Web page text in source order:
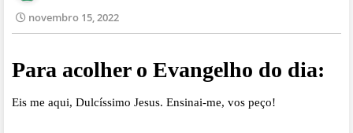
novembro 15, 2022
Para acolher o Evangelho do dia:
Eis me aqui, Dulcíssimo Jesus. Ensinai-me, vos peço!